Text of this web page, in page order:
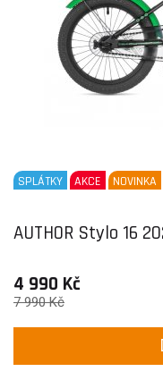
SPLÁTKY AKCE NOVINKA
AUTHOR Stylo 16
4 990 Kč
7 990 Kč